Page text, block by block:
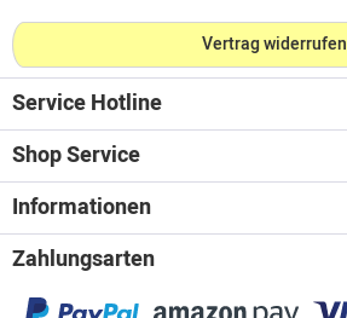
Vertrag widerrufen
Service Hotline
Shop Service
Informationen
Zahlungsarten